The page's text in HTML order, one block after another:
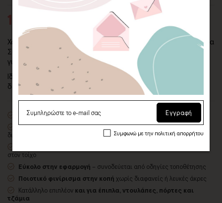
14,78€
Χαριτωμένο αυτοκόλλητο τοίχου με τη μικρή "Κουκουβάγια στα
Σύννεφα" και το φεγγάρι και τα αστεράκια για συντροφιά -
για τόσο γλυκά όνειρα!
Ιδανικό αυτοκόλλητο τοίχου για το βρεφικό ή το παιδικό σας
δωμάτιο.
Premiumματ λευκό αυτοκόλλητο βινυλίου
Οικολογική εκτύπωσημε μελάνια νερού latex, χωρίς χημικούς
διαλύτες και οσμές
στον τοίχο
Εύκολο στην εφαρμογή – συνοδεύεται από οδηγίες τοποθέτησης
Ποιοτικό φινίρισμα στην κοπή χωρίς διαφανείς ή λευκές άκρες
Κατάλληλο επιπλέον και για έπιπλα, ντουλάπες, πόρτες και
τζάμια
Εγγραφή
Συμφωνώ με την πολιτική απορρήτου